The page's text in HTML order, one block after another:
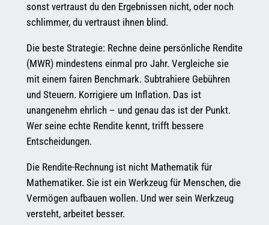
sonst vertraust du den Ergebnissen nicht, oder noch
schlimmer, du vertraust ihnen blind.
Die beste Strategie: Rechne deine persönliche Rendite
(MWR) mindestens einmal pro Jahr. Vergleiche sie
mit einem fairen Benchmark. Subtrahiere Gebühren
und Steuern. Korrigiere um Inflation. Das ist
unangenehm ehrlich – und genau das ist der Punkt.
Wer seine echte Rendite kennt, trifft bessere
Entscheidungen.
Die Rendite-Rechnung ist nicht Mathematik für
Mathematiker. Sie ist ein Werkzeug für Menschen, die
Vermögen aufbauen wollen. Und wer sein Werkzeug
versteht, arbeitet besser.